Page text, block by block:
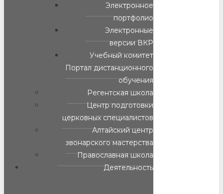
Электронное
портфолио
Электронные
версии ВКР
Учебный комитет
Портал дистанционного
обучения
Регентская школа
Центр подготовки
церковных специалистов
Алтайский центр
звонарского мастерства
Православная школа
Деятельность